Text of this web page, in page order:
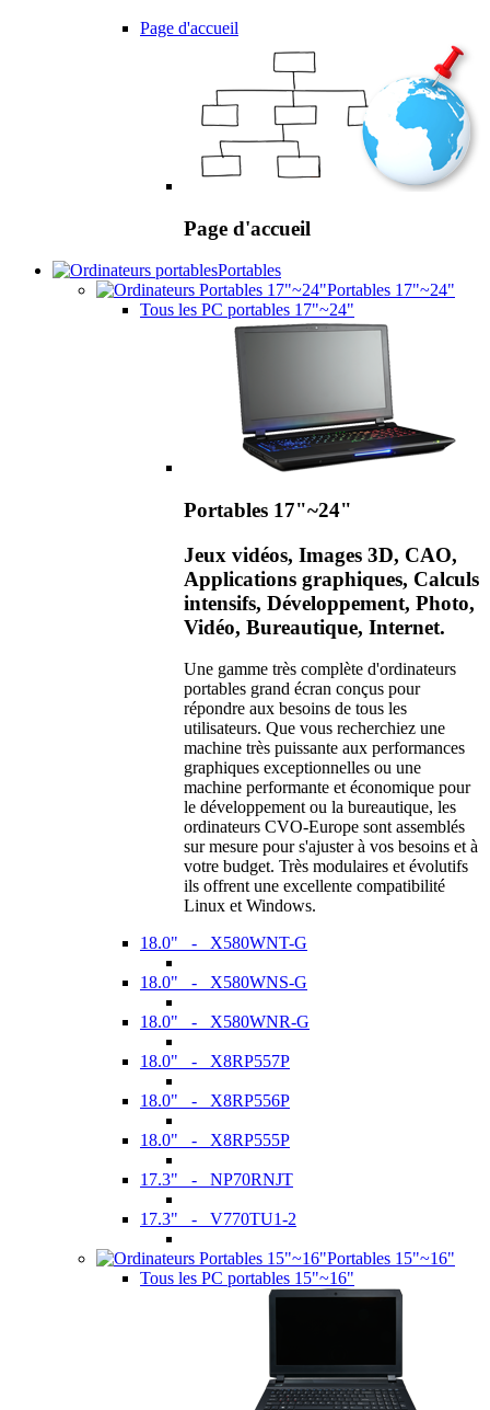
Page d'accueil
Page d'accueil
Portables
Portables 17"~24"
Tous les PC portables 17"~24"
Portables 17"~24"
Jeux vidéos, Images 3D, CAO,
Applications graphiques, Calculs
intensifs, Développement, Photo,
Vidéo, Bureautique, Internet.
Une gamme très complète d'ordinateurs
portables grand écran conçus pour
répondre aux besoins de tous les
utilisateurs. Que vous recherchiez une
machine très puissante aux performances
graphiques exceptionnelles ou une
machine performante et économique pour
le développement ou la bureautique, les
ordinateurs CVO-Europe sont assemblés
sur mesure pour s'ajuster à vos besoins et à
votre budget. Très modulaires et évolutifs
ils offrent une excellente compatibilité
Linux et Windows.
18.0" - X580WNT-G
18.0" - X580WNS-G
18.0" - X580WNR-G
18.0" - X8RP557P
18.0" - X8RP556P
18.0" - X8RP555P
17.3" - NP70RNJT
17.3" - V770TU1-2
Portables 15"~16"
Tous les PC portables 15"~16"